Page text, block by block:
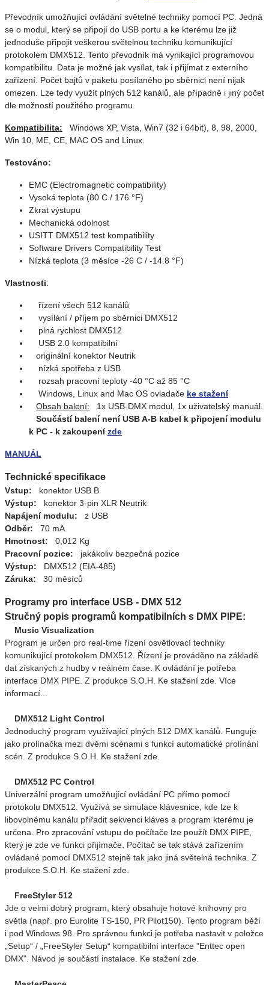
Převodník umožňující ovládání světelné techniky pomocí PC. Jedná
se o modul, který se připojí do USB portu a ke kterému lze již
jednoduše připojit veškerou světelnou techniku komunikující
protokolem DMX512. Tento převodník má vynikající programovou
kompatibilitu. Data je možné jak vysílat, tak i přijímat z externího
zařízení. Počet bajtů v paketu posílaného po sběrnici není nijak
omezen. Lze tedy využít plných 512 kanálů, ale případně i jiný počet
dle možností použitého programu.
Kompatibilita: Windows XP, Vista, Win7 (32 i 64bit), 8, 98, 2000,
Win 10, ME, CE, MAC OS and Linux.
Testováno:
EMC (Electromagnetic compatibility)
Vysoká teplota (80 C / 176 °F)
Zkrat výstupu
Mechanická odolnost
USITT DMX512 test kompatibility
Software Drivers Compatibility Test
Nízká teplota (3 měsíce -26 C / -14.8 °F)
Vlastnosti:
řízení všech 512 kanálů
vysílání / příjem po sběrnici DMX512
plná rychlost DMX512
USB 2.0 kompatibilní
originální konektor Neutrik
nízká spotřeba z USB
rozsah pracovní teploty -40 °C až 85 °C
Windows, Linux and Mac OS ovladače ke stažení
Obsah balení: 1x USB-DMX modul, 1x uživatelský manuál.
Součástí balení není USB A-B kabel k připojení modulu
k PC - k zakoupenízde
MANUÁL
Technické specifikace
Vstup: konektor USB B
Výstup: konektor 3-pin XLR Neutrik
Napájení modulu: z USB
Odběr: 70 mA
Hmotnost: 0,012 Kg
Pracovní pozice: jakákoliv bezpečná pozice
Výstup: DMX512 (EIA-485)
Záruka: 30 měsíců
Programy pro interface USB - DMX 512
Stručný popis programů kompatibilních s DMX PIPE:
Music Visualization
Program je určen pro real-time řízení osvětlovací techniky
komunikující protokolem DMX512. Řízení je prováděno na základě
dat získaných z hudby v reálném čase. K ovládání je potřeba
interface DMX PIPE. Z produkce S.O.H. Ke stažení zde. Více
informací...
DMX512 Light Control
Jednoduchý program využívající plných 512 DMX kanálů. Funguje
jako prolínačka mezi dvěmi scénami s funkcí automatické prolínání
scén. Z produkce S.O.H. Ke stažení zde.
DMX512 PC Control
Univerzální program umožňující ovládání PC přímo pomocí
protokolu DMX512. Využívá se simulace klávesnice, kde lze k
libovolnému kanálu přiřadit sekvenci kláves a program kterému je
určena. Pro zpracování vstupu do počítače lze použít DMX PIPE,
který je zde ve funkci přijímače. Počítač se tak stává zařízením
ovládané pomocí DMX512 stejně tak jako jiná světelná technika. Z
produkce S.O.H. Ke stažení zde.
FreeStyler 512
Jde o velmi dobrý program, který obsahuje hotové knihovny pro
světla (např. pro Eurolite TS-150, PR Pilot150). Tento program běží
i pod Windows 98. Pro správnou funkci je potřeba nastavit v položce
„Setup“ / „FreeStyler Setup“ kompatibilní interface "Enttec open
DMX". Návod je součástí instalace. Ke stažení zde.